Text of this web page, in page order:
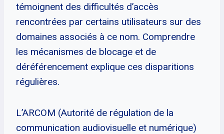
témoignent des difficultés d’accès
rencontrées par certains utilisateurs sur des
domaines associés à ce nom. Comprendre
les mécanismes de blocage et de
déréférencement explique ces disparitions
régulières.
L’ARCOM (Autorité de régulation de la
communication audiovisuelle et numérique)